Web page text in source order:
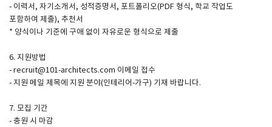
- 이력서, 자기소개서, 성적증명서, 포트폴리오(PDF 형식, 학교 작업도
포함하여 제출), 추천서
* 양식이나 기준에 구애 없이 자유로운 형식으로 제출
6. 지원방법
- recruit@101-architects.com 이메일 접수
- 지원 메일 제목에 지원 분야(인테리어-가구) 기재 바랍니다.
7. 모집 기간
- 충원 시 마감